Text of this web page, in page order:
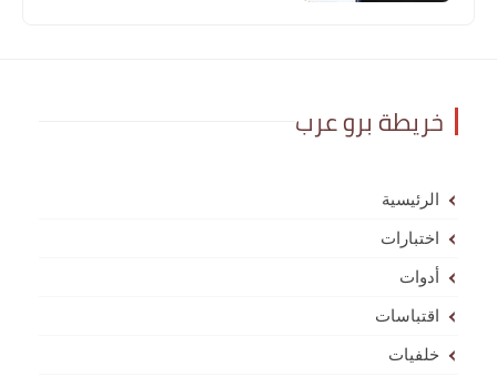
خريطة برو عرب
الرئيسية
اختبارات
أدوات
اقتباسات
خلفيات